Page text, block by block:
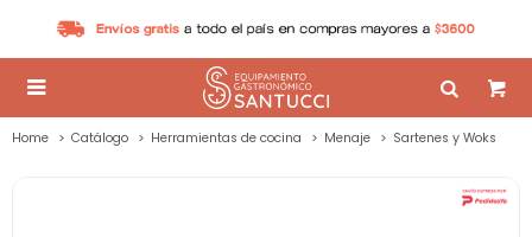

Home Catálogo Herramientas de cocina Menaje Sartenes y Woks